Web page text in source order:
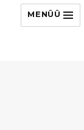
MENÜÜ